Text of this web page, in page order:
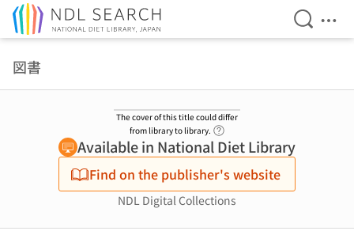
Open
図書
The cover of this title could differ
from library to library.
Available in National Diet Library
Find on the publisher's website
NDL Digital Collections